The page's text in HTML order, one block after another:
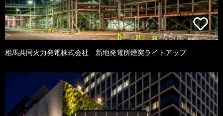
相馬共同火力発電株式会社 新地発電所煙突ライトアップ